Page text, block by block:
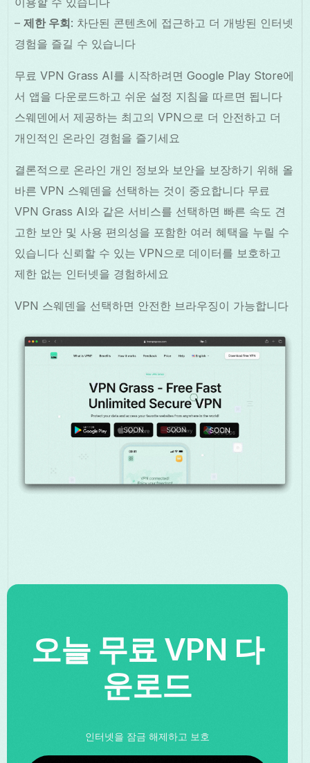
–제한 우회: 차단된 콘텐츠에 접근하고 더 개방된 인터넷
경험을 즐길 수 있습니다
무료 VPN Grass AI를 시작하려면 Google Play Store에
서 앱을 다운로드하고 쉬운 설정 지침을 따르면 됩니다
스웨덴에서 제공하는 최고의 VPN으로 더 안전하고 더
개인적인 온라인 경험을 즐기세요
결론적으로 온라인 개인 정보와 보안을 보장하기 위해 올
바른 VPN 스웨덴을 선택하는 것이 중요합니다 무료
VPN Grass AI와 같은 서비스를 선택하면 빠른 속도 견
고한 보안 및 사용 편의성을 포함한 여러 혜택을 누릴 수
있습니다 신뢰할 수 있는 VPN으로 데이터를 보호하고
제한 없는 인터넷을 경험하세요
VPN 스웨덴을 선택하면 안전한 브라우징이 가능합니다
오늘 무료 VPN 다
운로드
인터넷을 잠금 해제하고 보호